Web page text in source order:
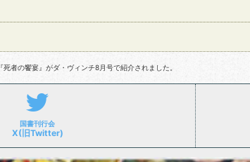
『死者の饗宴』がダ・ヴィンチ8月号で紹介されました。
国書刊行会
X(旧Twitter)